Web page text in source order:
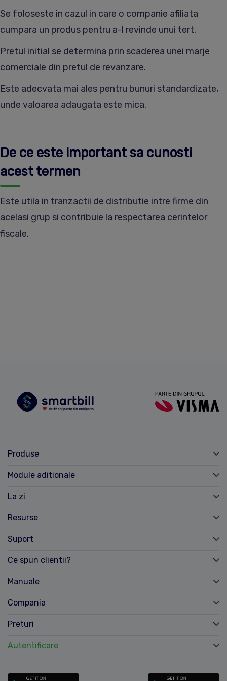
Se foloseste in cazul in care o companie afiliata
cumpara un produs pentru a-l revinde unui tert.
Pretul initial se determina prin scaderea unei marje
comerciale din pretul de revanzare.
Este adecvata mai ales pentru bunuri standardizate,
unde valoarea adaugata este mica.
De ce este important sa cunosti
acest termen
Este utila in tranzactii de distributie intre firme din
acelasi grup si contribuie la respectarea cerintelor
fiscale.
Produse
Module aditionale
La zi
Resurse
Suport
Ce spun clientii?
Manuale
Compania
Preturi
Autentificare